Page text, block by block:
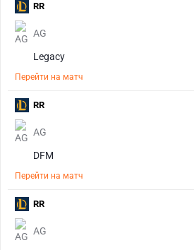
AG
Legacy
Перейти на матч
RR
AG
DFM
Перейти на матч
RR
AG
RR